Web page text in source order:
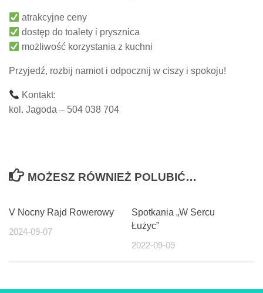
atrakcyjne ceny
dostęp do toalety i prysznica
możliwość korzystania z kuchni
Przyjedź, rozbij namiot i odpocznij w ciszy i spokoju!
Kontakt:
kol. Jagoda – 504 038 704
MOŻESZ RÓWNIEŻ POLUBIĆ…
V Nocny Rajd Rowerowy
2024-09-07
Spotkania „W Sercu
Łużyc”
2022-09-09